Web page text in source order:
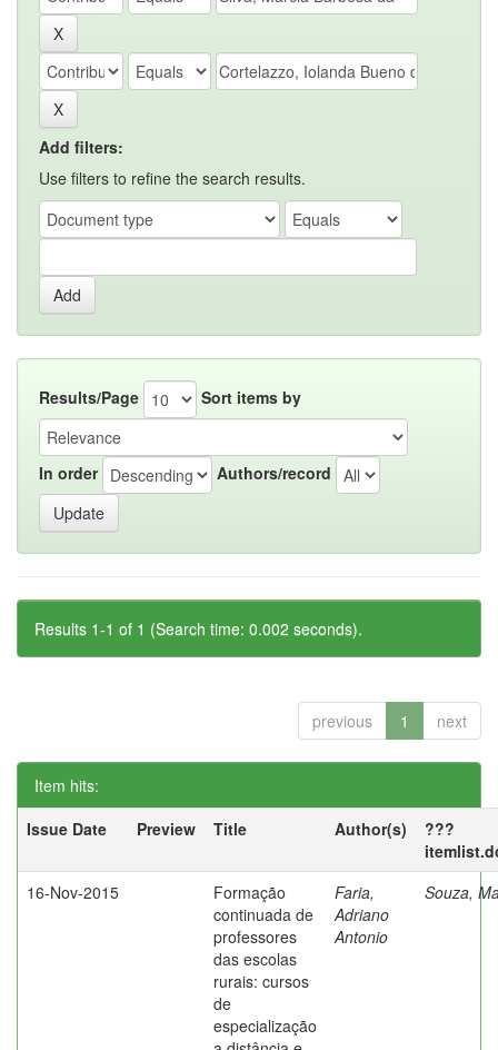
Add filters:
Use filters to refine the search results.
Results/Page Sort items by
In order Authors/record
Results 1-1 of 1 (Search time: 0.002 seconds).
previous 1 next
Item hits:
Issue Date
Preview Title Author(s)
???
16-Nov-2015
Formação
continuada de
professores
das escolas
rurais: cursos
de
especialização
Faria,
Adriano
Antonio
Souza,